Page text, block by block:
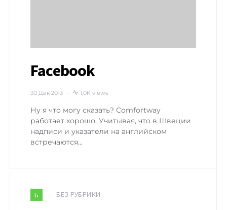
Facebook
30 Дек 2013 1,0K views
Ну я что могу сказать? Comfortway
работает хорошо. Учитывая, что в Швеции
надписи и указатели на английском
встречаются…
Б БЕЗ РУБРИКИ